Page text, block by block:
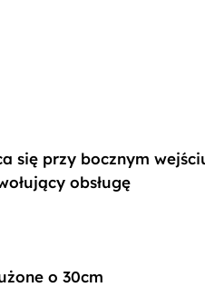
się przy bocznym
obsługę
o 30cm